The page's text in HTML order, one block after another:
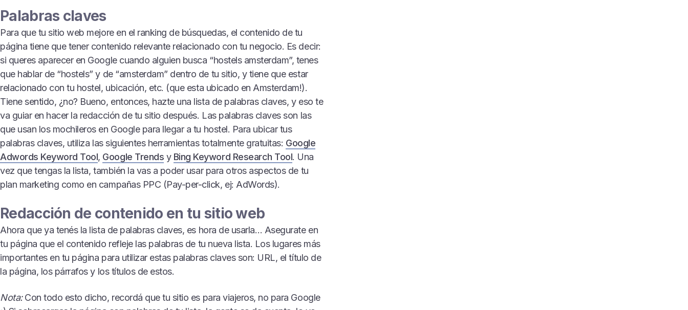
Palabras claves
Para que tu sitio web mejore en el ranking de búsquedas, el contenido de tu
página tiene que tener contenido relevante relacionado con tu negocio. Es decir:
si queres aparecer en Google cuando alguien busca “hostels amsterdam”, tenes
que hablar de “hostels” y de “amsterdam” dentro de tu sitio, y tiene que estar
relacionado con tu hostel, ubicación, etc. (que esta ubicado en Amsterdam!).
Tiene sentido, ¿no? Bueno, entonces, hazte una lista de palabras claves, y eso te
va guiar en hacer la redacción de tu sitio después. Las palabras claves son las
que usan los mochileros en Google para llegar a tu hostel. Para ubicar tus
palabras claves, utiliza las siguientes herramientas totalmente gratuitas: Google
Adwords Keyword Tool, Google Trends y Bing Keyword Research Tool. Una
vez que tengas la lista, también la vas a poder usar para otros aspectos de tu
plan marketing como en campañas PPC (Pay-per-click, ej: AdWords).
Redacción de contenido en tu sitio web
Ahora que ya tenés la lista de palabras claves, es hora de usarla… Asegurate en
tu página que el contenido refleje las palabras de tu nueva lista. Los lugares más
importantes en tu página para utilizar estas palabras claves son: URL, el título de
la página, los párrafos y los títulos de estos.
Nota:Con todo esto dicho, recordá que tu sitio es para viajeros, no para Google